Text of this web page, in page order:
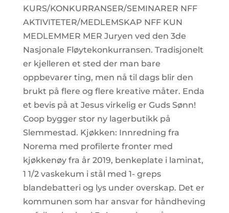
KURS/KONKURRANSER/SEMINARER NFF
AKTIVITETER/MEDLEMSKAP NFF KUN
MEDLEMMER MER Juryen ved den 3de
Nasjonale Fløytekonkurransen. Tradisjonelt
er kjelleren et sted der man bare
oppbevarer ting, men nå til dags blir den
brukt på flere og flere kreative måter. Enda
et bevis på at Jesus virkelig er Guds Sønn!
Coop bygger stor ny lagerbutikk på
Slemmestad. Kjøkken: Innredning fra
Norema med profilerte fronter med
kjøkkenøy fra år 2019, benkeplate i laminat,
1 1/2 vaskekum i stål med 1- greps
blandebatteri og lys under overskap. Det er
kommunen som har ansvar for håndheving